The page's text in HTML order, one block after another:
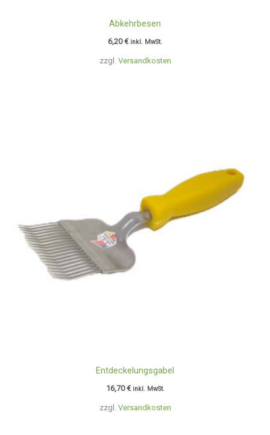
zzgl. Versandkosten
Abkehrbesen
6,20€ inkl. MwSt.
zzgl. Versandkosten
Entdeckelungsgabel
16,70€ inkl. MwSt.